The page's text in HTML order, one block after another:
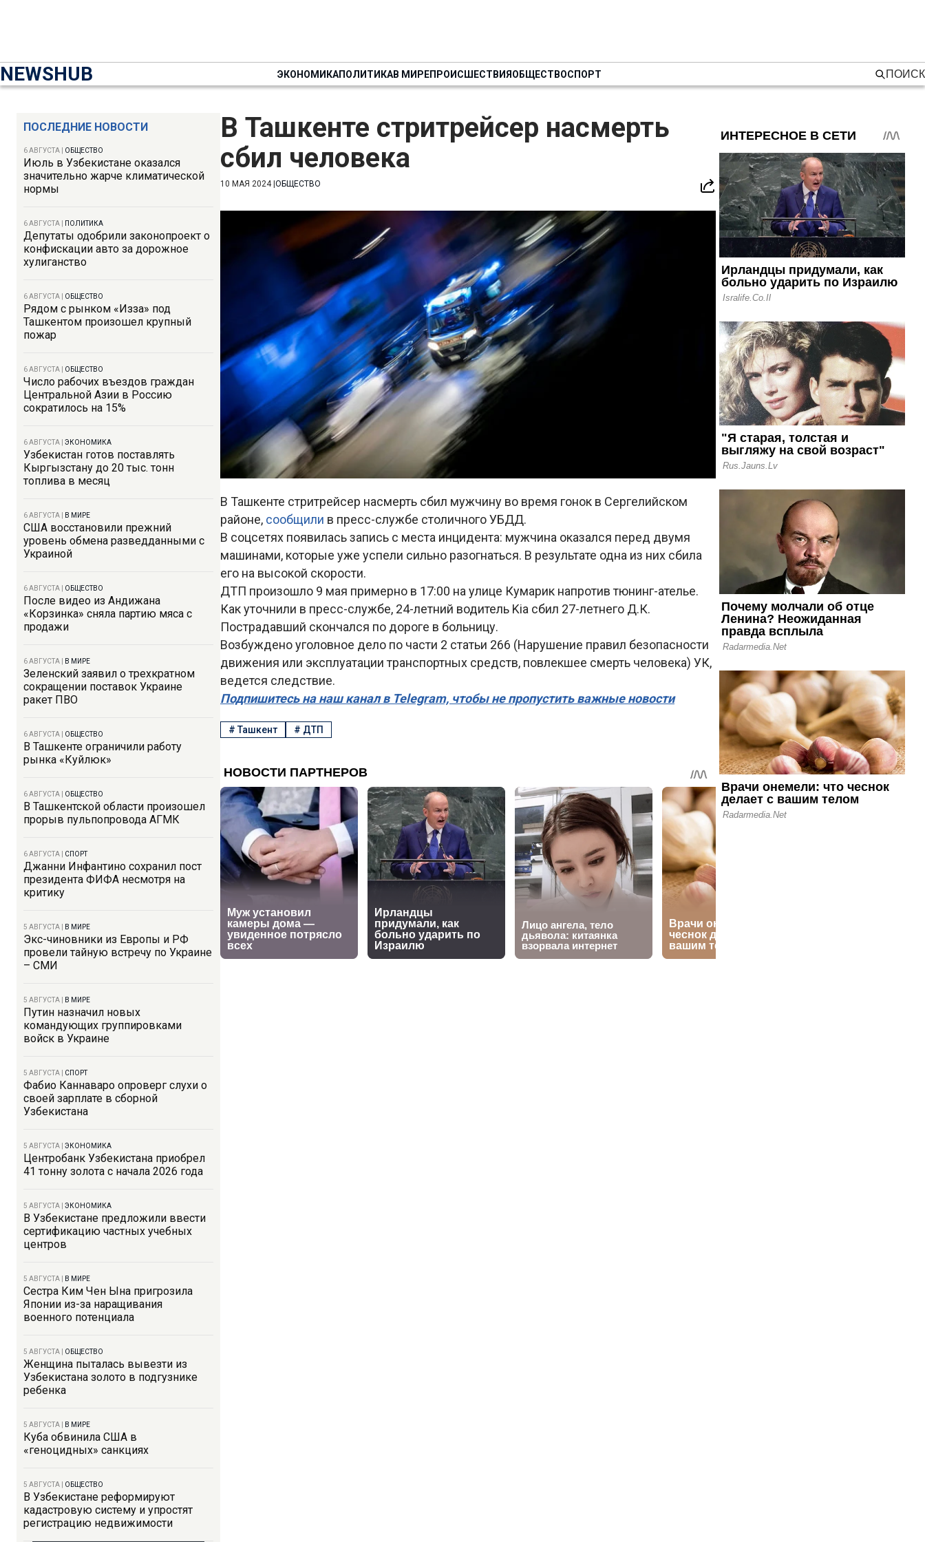
NEWSHUB ЭКОНОМИКАПОЛИТИКАВ МИРЕПРОИСШЕСТВИЯОБЩЕСТВОСПОРТ ПОИСК
ПОСЛЕДНИЕ НОВОСТИ
6 АВГУСТА ОБЩЕСТВО
Июль в Узбекистане оказался
значительно жарче климатической
нормы
6 АВГУСТА ПОЛИТИКА
Депутаты одобрили законопроект о
конфискации авто за дорожное
хулиганство
6 АВГУСТА ОБЩЕСТВО
Рядом с рынком «Изза» под
Ташкентом произошел крупный
пожар
6 АВГУСТА ОБЩЕСТВО
Число рабочих въездов граждан
Центральной Азии в Россию
сократилось на 15%
6 АВГУСТА ЭКОНОМИКА
Узбекистан готов поставлять
Кыргызстану до 20 тыс. тонн
топлива в месяц
6 АВГУСТА В МИРЕ
США восстановили прежний
уровень обмена разведданными с
Украиной
6 АВГУСТА ОБЩЕСТВО
После видео из Андижана
«Корзинка» сняла партию мяса с
продажи
6 АВГУСТА В МИРЕ
Зеленский заявил о трехкратном
сокращении поставок Украине
ракет ПВО
6 АВГУСТА ОБЩЕСТВО
В Ташкенте ограничили работу
рынка «Куйлюк»
6 АВГУСТА ОБЩЕСТВО
В Ташкентской области произошел
прорыв пульпопровода АГМК
6 АВГУСТА СПОРТ
Джанни Инфантино сохранил пост
президента ФИФА несмотря на
критику
5 АВГУСТА В МИРЕ
Экс-чиновники из Европы и РФ
провели тайную встречу по Украине
– СМИ
5 АВГУСТА В МИРЕ
Путин назначил новых
командующих группировками
войск в Украине
5 АВГУСТА СПОРТ
Фабио Каннаваро опроверг слухи о
своей зарплате в сборной
Узбекистана
5 АВГУСТА ЭКОНОМИКА
Центробанк Узбекистана приобрел
41 тонну золота с начала 2026 года
5 АВГУСТА ЭКОНОМИКА
В Узбекистане предложили ввести
сертификацию частных учебных
центров
5 АВГУСТА В МИРЕ
Сестра Ким Чен Ына пригрозила
Японии из-за наращивания
военного потенциала
5 АВГУСТА ОБЩЕСТВО
Женщина пыталась вывезти из
Узбекистана золото в подгузнике
ребенка
5 АВГУСТА В МИРЕ
Куба обвинила США в
«геноцидных» санкциях
5 АВГУСТА ОБЩЕСТВО
В Узбекистане реформируют
кадастровую систему и упростят
регистрацию недвижимости
В Ташкенте стритрейсер насмерть
сбил человека
10 МАЯ 2024| ОБЩЕСТВО
В Ташкенте стритрейсер насмерть сбил мужчину во время гонок в Сергелийском
районе, сообщили в пресс-службе столичного УБДД.
В соцсетях появилась запись с места инцидента: мужчина оказался перед двумя
машинами, которые уже успели сильно разогнаться. В результате одна из них сбила
его на высокой скорости.
ДТП произошло 9 мая примерно в 17:00 на улице Кумарик напротив тюнинг-ателье.
Как уточнили в пресс-службе, 24-летний водитель Kia сбил 27-летнего Д.К.
Пострадавший скончался по дороге в больницу.
Возбуждено уголовное дело по части 2 статьи 266 (Нарушение правил безопасности
движения или эксплуатации транспортных средств, повлекшее смерть человека) УК,
ведется следствие.
Подпишитесь на наш канал в Telegram, чтобы не пропустить важные новости
#Ташкент # ДТП